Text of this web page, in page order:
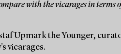
with the vicarages in
Upmark the Younger,
vicarages.